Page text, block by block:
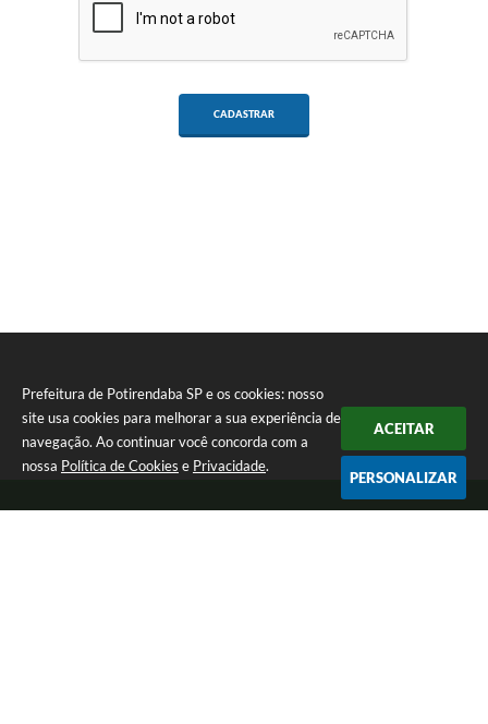
Prefeitura de Potirendaba SP e os cookies: nosso
site usa cookies para melhorar a sua experiência de
navegação. Ao continuar você concorda com a
nossa Política de Cookies e Privacidade.
ACEITAR
PERSONALIZAR
CADASTRAR